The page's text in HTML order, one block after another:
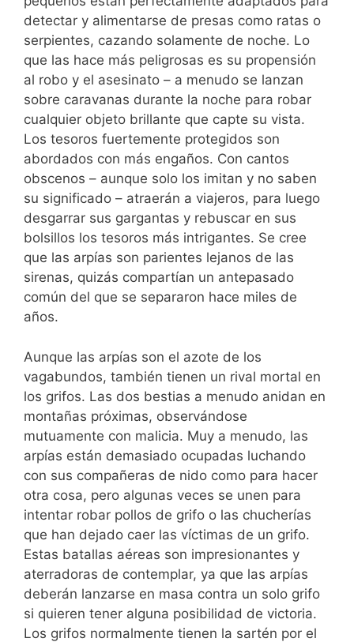
detectar y alimentarse de presas como ratas o
serpientes, cazando solamente de noche. Lo
que las hace más peligrosas es su propensión
al robo y el asesinato – a menudo se lanzan
sobre caravanas durante la noche para robar
cualquier objeto brillante que capte su vista.
Los tesoros fuertemente protegidos son
abordados con más engaños. Con cantos
obscenos – aunque solo los imitan y no saben
su significado – atraerán a viajeros, para luego
desgarrar sus gargantas y rebuscar en sus
bolsillos los tesoros más intrigantes. Se cree
que las arpías son parientes lejanos de las
sirenas, quizás compartían un antepasado
común del que se separaron hace miles de
años.
Aunque las arpías son el azote de los
vagabundos, también tienen un rival mortal en
los grifos. Las dos bestias a menudo anidan en
montañas próximas, observándose
mutuamente con malicia. Muy a menudo, las
arpías están demasiado ocupadas luchando
con sus compañeras de nido como para hacer
otra cosa, pero algunas veces se unen para
intentar robar pollos de grifo o las chucherías
que han dejado caer las víctimas de un grifo.
Estas batallas aéreas son impresionantes y
aterradoras de contemplar, ya que las arpías
deberán lanzarse en masa contra un solo grifo
si quieren tener alguna posibilidad de victoria.
Los grifos normalmente tienen la sartén por el